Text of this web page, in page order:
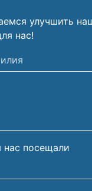
улучшить
нас!
нас посещали